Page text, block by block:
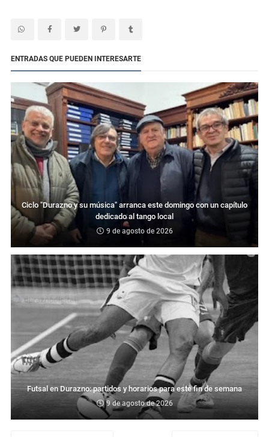
ENTRADAS QUE PUEDEN INTERESARTE
Ciclo "Durazno y su música" arranca este domingo con un capítulo
dedicado al tango local
9 de agosto de 2026
Futsal en Durazno: partidos y horarios para este fin de semana
9 de agosto de 2026